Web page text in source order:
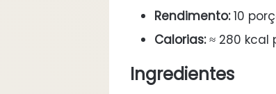
Rendimento:10
Calorias:≈ 280 kcal
Ingredientes